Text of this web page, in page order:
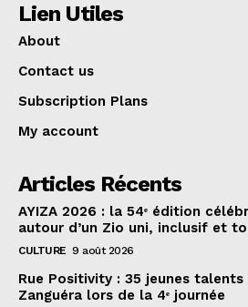
Lien Utiles
About
Contact us
Subscription Plans
My account
Articles Récents
AYIZA 2026 : la 54ᵉ édition
autour d’un Zio uni, inclusif et
CULTURE 9 août 2026
Rue Positivity : 35 jeunes
Zanguéra lors de la 4ᵉ journée